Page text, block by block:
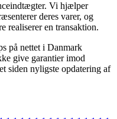
Vi hjælper
deres varer, og
realiserer en transaktion.
på nettet i Danmark
give garantier imod
siden nyligste opdatering af